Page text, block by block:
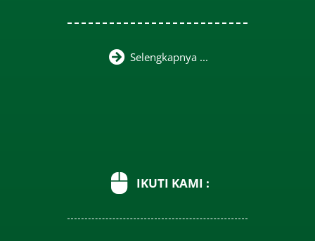
Selengkapnya ...
IKUTI KAMI :